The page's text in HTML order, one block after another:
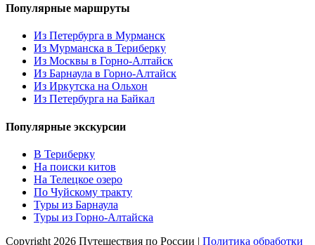
Популярные маршруты
Из Петербурга в Мурманск
Из Мурманска в Териберку
Из Москвы в Горно-Алтайск
Из Барнаула в Горно-Алтайск
Из Иркутска на Ольхон
Из Петербурга на Байкал
Популярные экскурсии
В Териберку
На поиски китов
На Телецкое озеро
По Чуйскому тракту
Туры из Барнаула
Туры из Горно-Алтайска
Copyright 2026 Путешествия по России | Политика обработки